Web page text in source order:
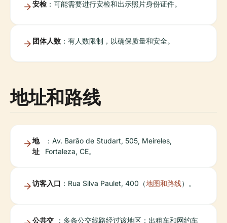
安检：可能需要进行安检和出示照片身份证件。
团体人数 ：有人数限制，以确保质量和安全。
地址和路线
地
址
：Av. Barão de Studart, 505, Meireles,
Fortaleza, CE。
访客入口 ：Rua Silva Paulet, 400（地图和路线）。
公共交
：多条公交线路经过该地区；出租车和网约车